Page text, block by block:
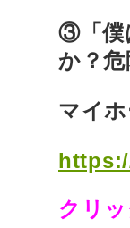
③「僕
か？危
マイ
クリ